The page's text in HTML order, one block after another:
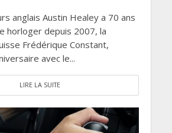
anglais Austin Healey a 70 ans
horloger depuis 2007, la
Frédérique Constant,
avec le...
LIRE LA SUITE